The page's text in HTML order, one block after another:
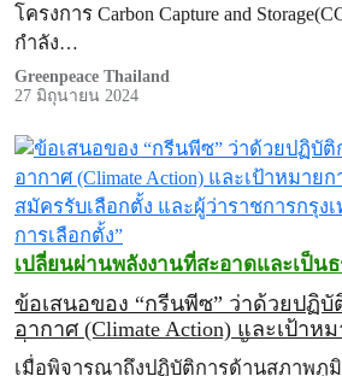
โครงการ Carbon Capture and
กำลัง…
Greenpeace Thailand
27 มิถุนายน 2024
เปลี่ยนผ่านพลังงานที่สะอาดและเป็น
ข้อเสนอของ “กรีนพีซ” ว่าด้วยปฏิ
อากาศ (Climate Action) และเป้า
ยั่งยืนต่อผู้สมัครรับเลือกตั้ง และผู้ว่า
เมื่อพิจารณาถึงปฏิบัติการด้านสภาพภูมิ